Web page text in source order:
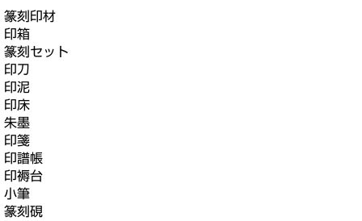
篆刻印材
印箱
篆刻セット
印刀
印泥
印床
朱墨
印箋
印譜帳
印褥台
小筆
篆刻硯